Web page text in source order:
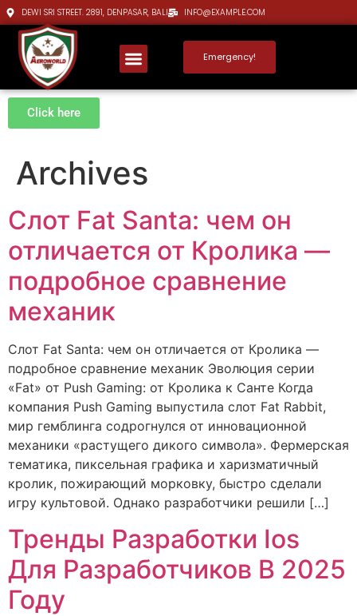
DEWI SRI STREET. 2891, DENPASAR, BALI INFO@EXAMPLE.COM
Emergency!
Click here
Archives
Слот Fat Santa: чем он
отличается от Кролика —
подробное сравнение
механик
Слот Fat Santa: чем он отличается от Кролика —
подробное сравнение механик Эволюция серии
«Fat» от Push Gaming: от Кролика к Санте Когда
компания Push Gaming выпустила слот Fat Rabbit,
мир гемблинга содрогнулся от инновационной
механики «растущего дикого символа». Фермерская
тематика, пиксельная графика и харизматичный
кролик, пожирающий морковку, быстро сделали
игру культовой. Однако разработчики решили […]
Тренды Разработки Ios
Для Разработчиков В 2025
Году